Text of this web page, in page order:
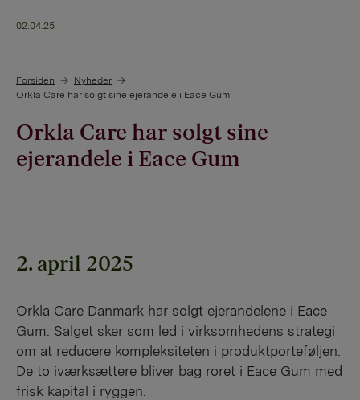
02.04.25
Forsiden
Nyheder
Orkla Care har solgt sine ejerandele i Eace Gum
Orkla Care har solgt sine
ejerandele i Eace Gum
2. april 2025
Orkla Care Danmark har solgt ejerandelene i Eace
Gum. Salget sker som led i virksomhedens strategi
om at reducere kompleksiteten i produktporteføljen.
De to iværksættere bliver bag roret i Eace Gum med
frisk kapital i ryggen.